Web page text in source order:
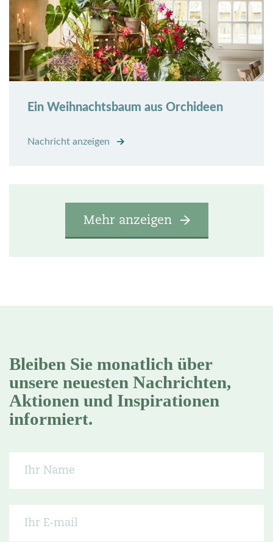
Ein Weihnachtsbaum aus Orchideen
Nachricht anzeigen
Mehr anzeigen
Bleiben Sie monatlich über
unsere neuesten Nachrichten,
Aktionen und Inspirationen
informiert.